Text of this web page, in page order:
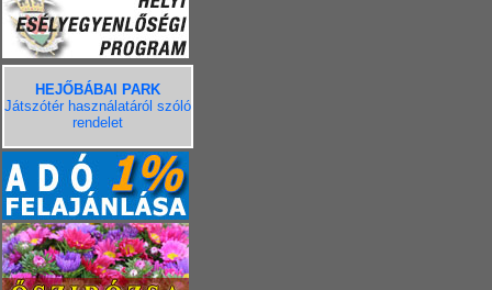
HEJŐBÁBAI PARK
Játszótér használatáról szóló
rendelet